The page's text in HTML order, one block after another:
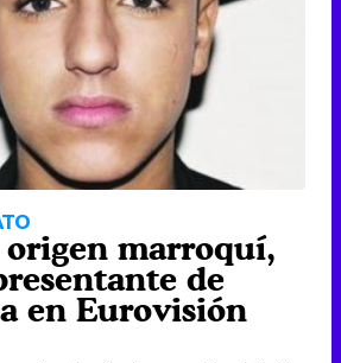
origen marroquí,
de
en Eurovisión